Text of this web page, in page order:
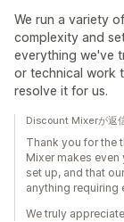
We run a variety
complexity and
everything we've
or technical work
resolve it for us.
Discount Mixerが返
Thank you for the
Mixer makes
set up, and that
anything
We truly